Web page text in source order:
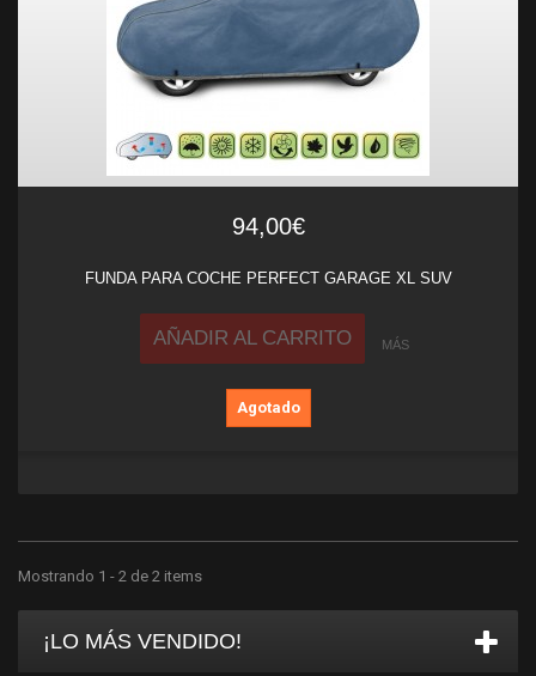
94,00€
FUNDA PARA COCHE PERFECT GARAGE XL SUV
AÑADIR AL CARRITO MÁS
Agotado
Mostrando 1 - 2 de 2 items
¡LO MÁS VENDIDO!